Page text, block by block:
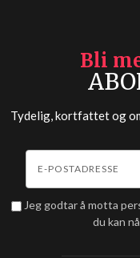
Bli
Tydelig, kortfattet og
Jeg godtar å motta
du kan